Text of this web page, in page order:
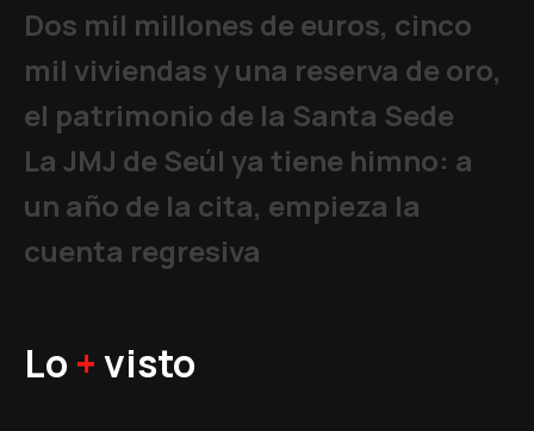
Dos mil millones de euros, cinco
mil viviendas y una reserva de oro,
el patrimonio de la Santa Sede
La JMJ de Seúl ya tiene himno: a
un año de la cita, empieza la
cuenta regresiva
Lo +visto